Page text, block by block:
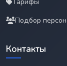
Подбор
Контакты